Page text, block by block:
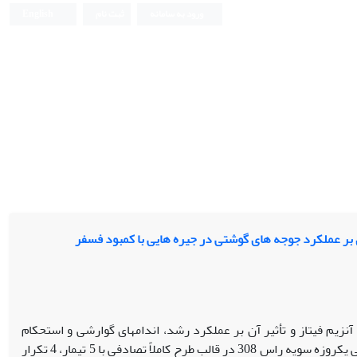
بر عملکرد جوجه های گوشتی در جیره هایی با کمبود فسفر
آنزیم فیتاز و تأثیر آن بر عملکرد رشد، اندام­های گوارشی و استحکام
استخوان درشت­نی در جوجه‌های گوشتی انجام گرفت. این آزمایش با 200 قطعه جوجه­گوشتی یک­روزه سویه راس 308 در قالب طرح کاملاً تصادفی با 5 تیمار، 4 تکرار